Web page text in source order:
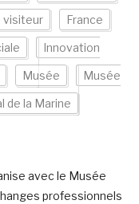
visiteur France
Innovation
Musée Musée
de la Marine
avec le Musée
professionnels